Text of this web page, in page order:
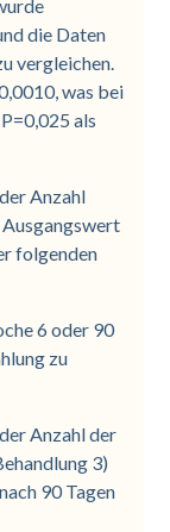
die Daten
vergleichen.
was bei
als
Anzahl
folgenden
6 oder 90
zu
Anzahl der
3)
90 Tagen